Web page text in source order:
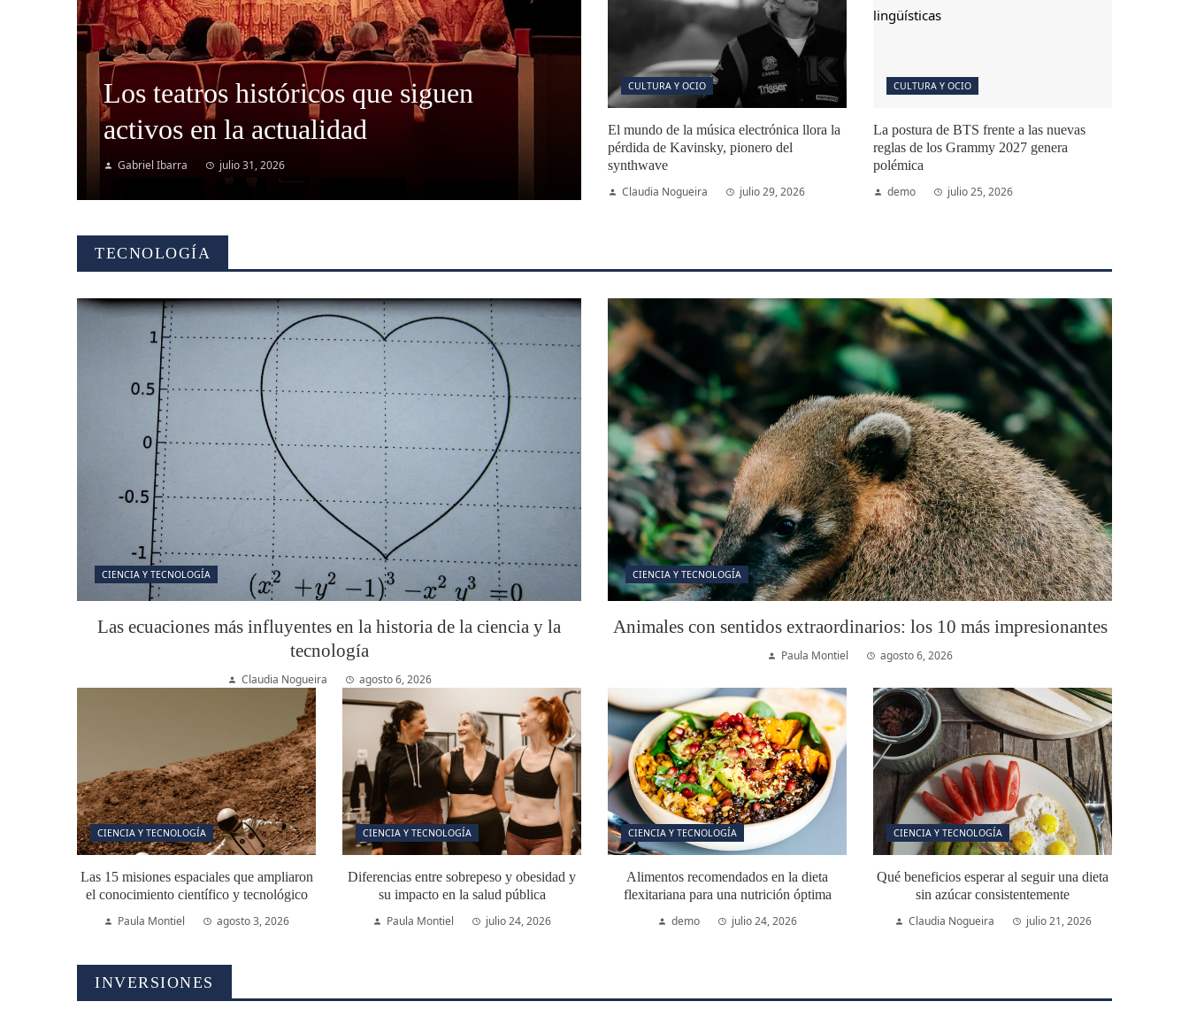
Los teatros históricos que siguen
activos en la actualidad
Gabriel Ibarra julio 31, 2026
CULTURA Y OCIO
El mundo de la música electrónica llora la
pérdida de Kavinsky, pionero del
synthwave
Claudia Nogueira
julio 29, 2026
CULTURA Y OCIO
La postura de BTS frente a las nuevas
reglas de los Grammy 2027 genera
polémica
demo
julio 25, 2026
TECNOLOGÍA
CIENCIA Y TECNOLOGÍA
Las ecuaciones más influyentes en la historia de la ciencia y la
tecnología
Claudia Nogueira agosto 6, 2026
CIENCIA Y TECNOLOGÍA
Animales con sentidos extraordinarios: los 10 más impresionantes
Paula Montiel agosto 6, 2026
CIENCIA Y TECNOLOGÍA
Las 15 misiones espaciales que ampliaron
el conocimiento científico y tecnológico
Paula Montiel
agosto 3, 2026
CIENCIA Y TECNOLOGÍA
Diferencias entre sobrepeso y obesidad y
su impacto en la salud pública
Paula Montiel
julio 24, 2026
CIENCIA Y TECNOLOGÍA
Alimentos recomendados en la dieta
flexitariana para una nutrición óptima
demo
julio 24, 2026
CIENCIA Y TECNOLOGÍA
Qué beneficios esperar al seguir una dieta
sin azúcar consistentemente
Claudia Nogueira
julio 21, 2026
INVERSIONES